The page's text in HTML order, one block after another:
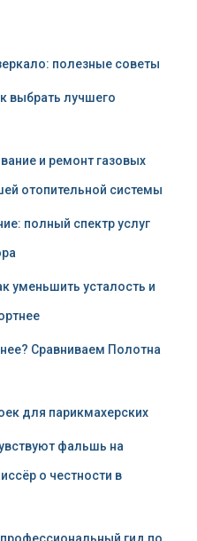
полезные советы
выбрать лучшего
и ремонт газовых
отопительной системы
полный спектр услуг
уменьшить усталость и
Сравниваем Полотна
для парикмахерских
фальшь на
о честности в
гид по